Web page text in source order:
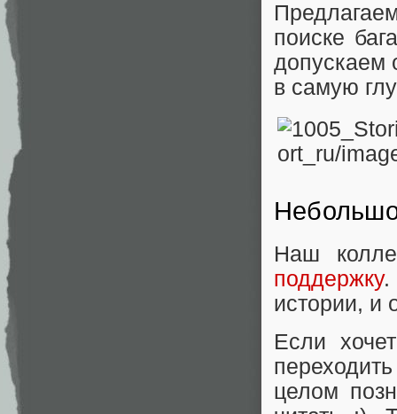
поиске
допускаем
в самую
Наш
поддержку.
истории, и
Если
целом